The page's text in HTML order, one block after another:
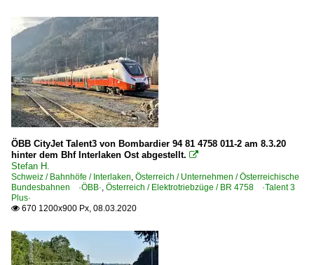
ÖBB CityJet Talent3 von Bombardier 94 81 4758 011-2 am 8.3.20
hinter dem Bhf Interlaken Ost abgestellt. 
Stefan H.
Schweiz / Bahnhöfe / Interlaken, Österreich / Unternehmen / Österreichische
Bundesbahnen ·ÖBB·, Österreich / Elektrotriebzüge / BR 4758 ·Talent 3
Plus·
 670 1200x900 Px, 08.03.2020